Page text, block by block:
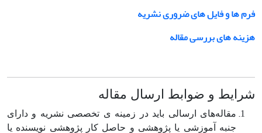
فرم ها و فایل های ضروری نشریه
هزینه های بررسی مقاله
شرایط و ضوابط ارسال مقاله
مقاله‌های ارسالی باید در زمینه­ ی تخصصی نشریه و دارای
جنبه آموزشی یا پژوهشی و حاصل کار پژوهشی نویسنده یا